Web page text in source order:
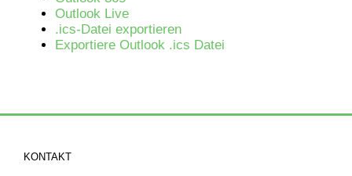
Outlook Live
.ics-Datei exportieren
Exportiere Outlook .ics Datei
KONTAKT